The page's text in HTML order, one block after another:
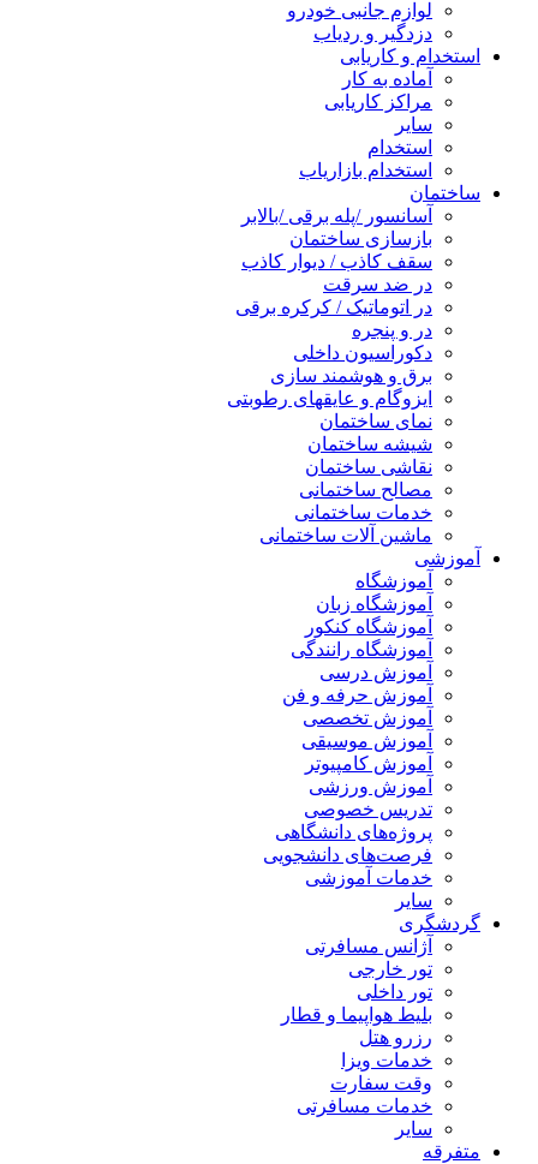
لوازم جانبی خودرو
دزدگیر و ردیاب
استخدام و کاریابی
آماده به کار
مراکز کاریابی
سایر
استخدام
استخدام بازاریاب
ساختمان
آسانسور /پله برقی /بالابر
بازسازی ساختمان
سقف کاذب / دیوار کاذب
در ضد سرقت
در اتوماتیک / کرکره برقی
در و پنجره
دکوراسیون داخلی
برق و هوشمند سازی
ایزوگام و عایقهای رطوبتی
نمای ساختمان
شیشه ساختمان
نقاشی ساختمان
مصالح ساختمانی
خدمات ساختمانی
ماشین آلات ساختمانی
آموزشی
آموزشگاه
آموزشگاه زبان
آموزشگاه کنکور
آموزشگاه رانندگی
آموزش درسی
آموزش حرفه و فن
آموزش تخصصی
آموزش موسیقی
آموزش کامپیوتر
آموزش ورزشی
تدریس خصوصی
پروژه‌های دانشگاهی
فرصت‌های دانشجویی
خدمات آموزشی
سایر
گردشگری
آژانس مسافرتی
تور خارجی
تور داخلی
بلیط هواپیما و قطار
رزرو هتل
خدمات ویزا
وقت سفارت
خدمات مسافرتی
سایر
متفرقه